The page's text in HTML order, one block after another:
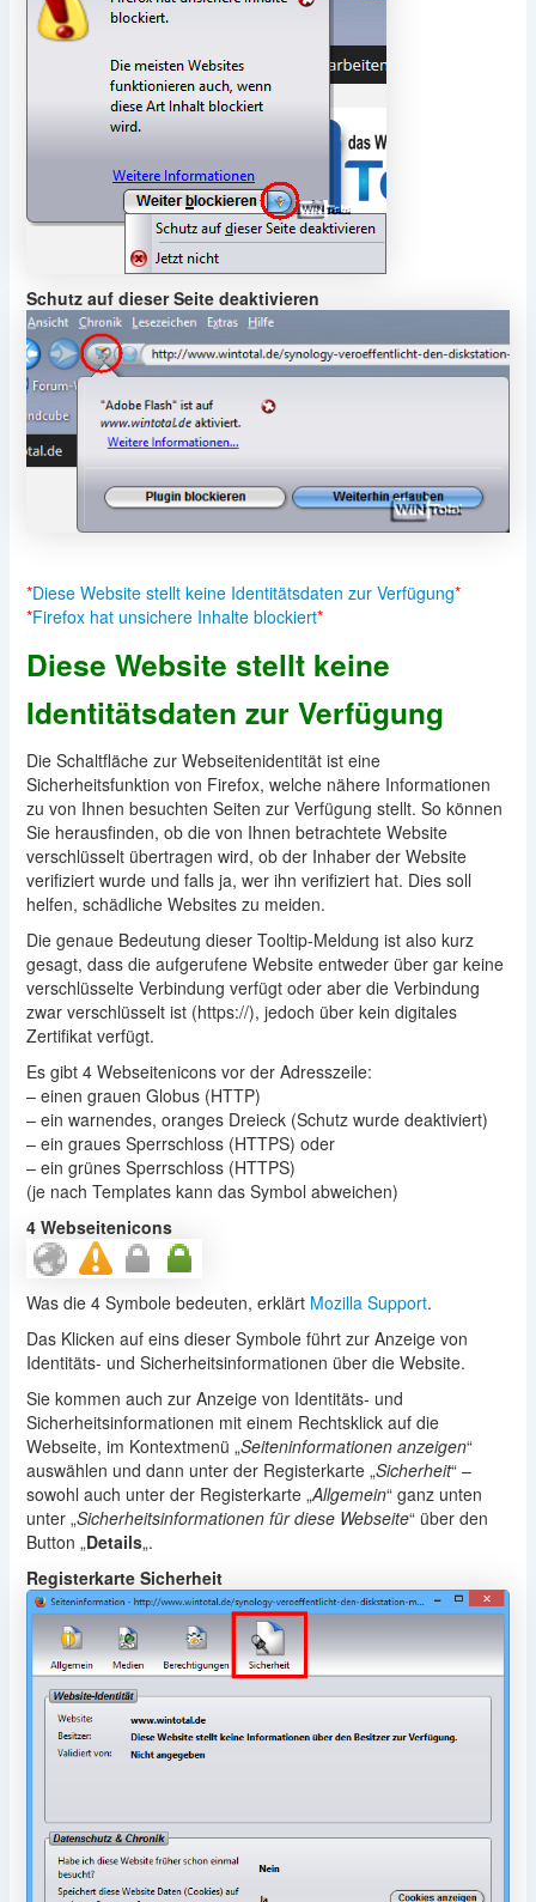
Schutz auf dieser Seite deaktivieren
*Diese Website stellt keine Identitätsdaten zur Verfügung*
*Firefox hat unsichere Inhalte blockiert*
Diese Website stellt keine
Identitätsdaten zur Verfügung
Die Schaltfläche zur Webseitenidentität ist eine
Sicherheitsfunktion von Firefox, welche nähere Informationen
zu von Ihnen besuchten Seiten zur Verfügung stellt. So können
Sie herausfinden, ob die von Ihnen betrachtete Website
verschlüsselt übertragen wird, ob der Inhaber der Website
verifiziert wurde und falls ja, wer ihn verifiziert hat. Dies soll
helfen, schädliche Websites zu meiden.
Die genaue Bedeutung dieser Tooltip-Meldung ist also kurz
gesagt, dass die aufgerufene Website entweder über gar keine
verschlüsselte Verbindung verfügt oder aber die Verbindung
zwar verschlüsselt ist (https://), jedoch über kein digitales
Zertifikat verfügt.
Es gibt 4 Webseitenicons vor der Adresszeile:
– einen grauen Globus (HTTP)
– ein warnendes, oranges Dreieck (Schutz wurde deaktiviert)
– ein graues Sperrschloss (HTTPS) oder
– ein grünes Sperrschloss (HTTPS)
(je nach Templates kann das Symbol abweichen)
4 Webseitenicons
Was die 4 Symbole bedeuten, erklärt Mozilla Support.
Das Klicken auf eins dieser Symbole führt zur Anzeige von
Identitäts- und Sicherheitsinformationen über die Website.
Sie kommen auch zur Anzeige von Identitäts- und
Sicherheitsinformationen mit einem Rechtsklick auf die
Webseite, im Kontextmenü „Seiteninformationen anzeigen“
auswählen und dann unter der Registerkarte „Sicherheit“ –
sowohl auch unter der Registerkarte „Allgemein“ ganz unten
unter „Sicherheitsinformationen für diese Webseite“ über den
Button „Details„.
Registerkarte Sicherheit